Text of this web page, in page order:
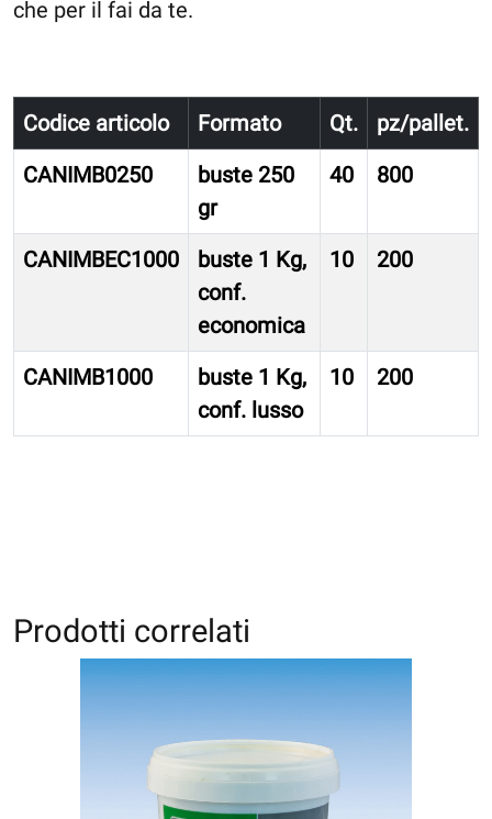
che per il fai da te.
Codice articolo Formato Qt.
pz/pallet.
CANIMB0250
buste 250
gr
40 800
CANIMBEC1000
buste 1 Kg,
conf.
economica
10 200
CANIMB1000
buste 1 Kg,
conf. lusso
10 200
Prodotti correlati